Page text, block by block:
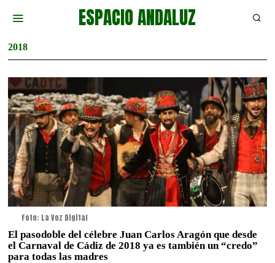
ESPACIO ANDALUZ
2018
Foto: La Voz Digital
El pasodoble del célebre Juan Carlos Aragón que desde
el Carnaval de Cádiz de 2018 ya es también un “credo”
para todas las madres